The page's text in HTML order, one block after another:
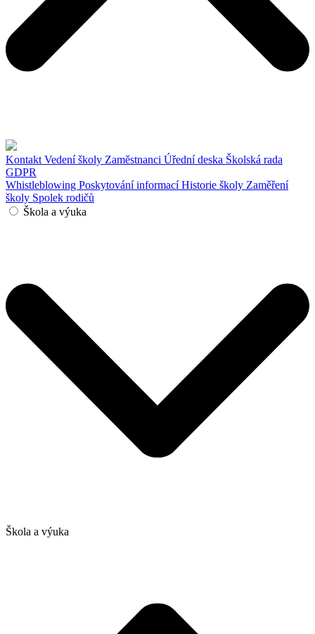
Kontakt Vedení školy Zaměstnanci Úřední deska Školská rada
GDPR
Whistleblowing Poskytování informacíHistorie školy Zaměření
školy Spolek rodičů
Škola a výuka
Škola a výuka